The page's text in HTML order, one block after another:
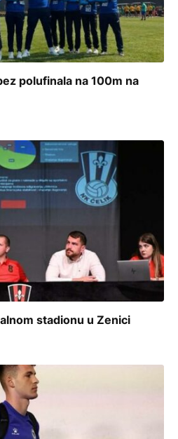
polufinala na 100m na
stadionu u Zenici